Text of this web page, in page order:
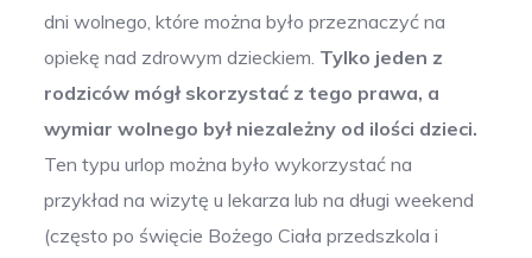
dni wolnego, które można było przeznaczyć na
opiekę nad zdrowym dzieckiem. Tylko jeden z
rodziców mógł skorzystać z tego prawa, a
wymiar wolnego był niezależny od ilości dzieci.
Ten typu urlop można było wykorzystać na
przykład na wizytę u lekarza lub na długi weekend
(często po święcie Bożego Ciała przedszkola i